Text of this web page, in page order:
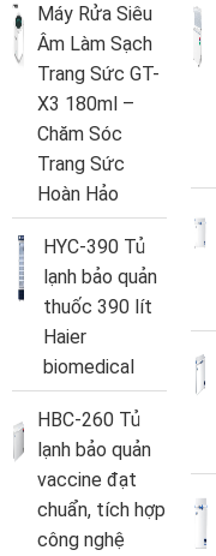
Máy Rửa Siêu
Âm Làm Sạch
Trang Sức GT-
X3 180ml –
Chăm Sóc
Trang Sức
Hoàn Hảo
HYC-390 Tủ
lạnh bảo quản
thuốc 390 lít
Haier
biomedical
HBC-260 Tủ
lạnh bảo quản
vaccine đạt
chuẩn, tích hợp
công nghệ